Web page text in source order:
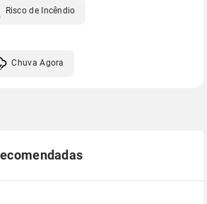
Risco de Incêndio
Chuva Agora